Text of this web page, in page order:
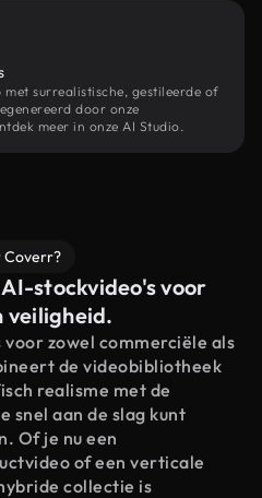
surrealistische, gestileerde of
door onze
meer in onze AI Studio.
Coverr?
stockvideo's voor
veiligheid.
zowel commerciële als
de videobibliotheek
realisme met de
snel aan de slag kunt
Of je nu een
of een verticale
collectie is